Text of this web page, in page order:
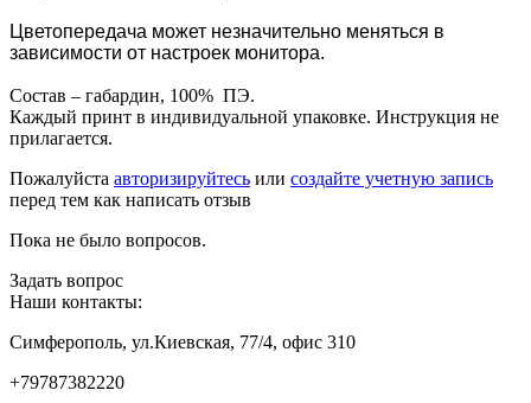
Цветопередача может незначительно меняться в
зависимости от настроек монитора.
Состав – габардин, 100% ПЭ.
Каждый принт в индивидуальной упаковке. Инструкция не
прилагается.
Пожалуйста авторизируйтесь или создайте учетную запись
перед тем как написать отзыв
Пока не было вопросов.
Задать вопрос
Наши контакты:
Симферополь, ул.Киевская, 77/4, офис 310
+79787382220